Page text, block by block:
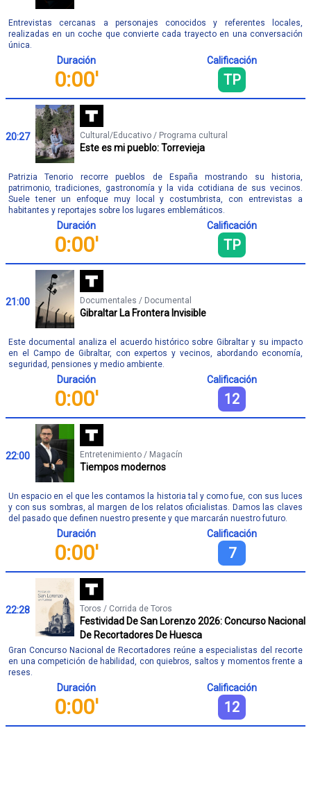
Entrevistas cercanas a personajes conocidos y referentes locales,
realizadas en un coche que convierte cada trayecto en una conversación
única.
Duración
0:00'
Calificación
TP
20:27 Cultural/Educativo / Programa cultural
Este es mi pueblo: Torrevieja
Patrizia Tenorio recorre pueblos de España mostrando su historia,
patrimonio, tradiciones, gastronomía y la vida cotidiana de sus vecinos.
Suele tener un enfoque muy local y costumbrista, con entrevistas a
habitantes y reportajes sobre los lugares emblemáticos.
Duración
0:00'
Calificación
TP
21:00 Documentales / Documental
Gibraltar La Frontera Invisible
Este documental analiza el acuerdo histórico sobre Gibraltar y su impacto
en el Campo de Gibraltar, con expertos y vecinos, abordando economía,
seguridad, pensiones y medio ambiente.
Duración
0:00'
Calificación
12
22:00 Entretenimiento / Magacín
Tiempos modernos
Un espacio en el que les contamos la historia tal y como fue, con sus luces
y con sus sombras, al margen de los relatos oficialistas. Damos las claves
del pasado que definen nuestro presente y que marcarán nuestro futuro.
Duración
0:00'
Calificación
7
22:28 Toros / Corrida de Toros
Festividad De San Lorenzo 2026: Concurso Nacional
De Recortadores De Huesca
Gran Concurso Nacional de Recortadores reúne a especialistas del recorte
en una competición de habilidad, con quiebros, saltos y momentos frente a
reses.
Duración
0:00'
Calificación
12